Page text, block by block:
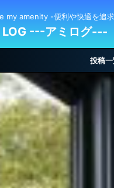
my amenity -便利や快適を追
---アミログ---
投稿